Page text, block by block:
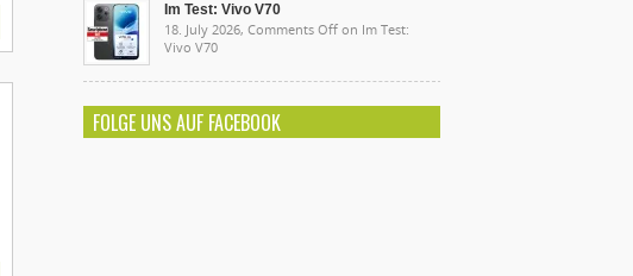
Im Test: Vivo V70
18. July 2026, Comments Off on Im Test:
Vivo V70
FOLGE UNS AUF FACEBOOK